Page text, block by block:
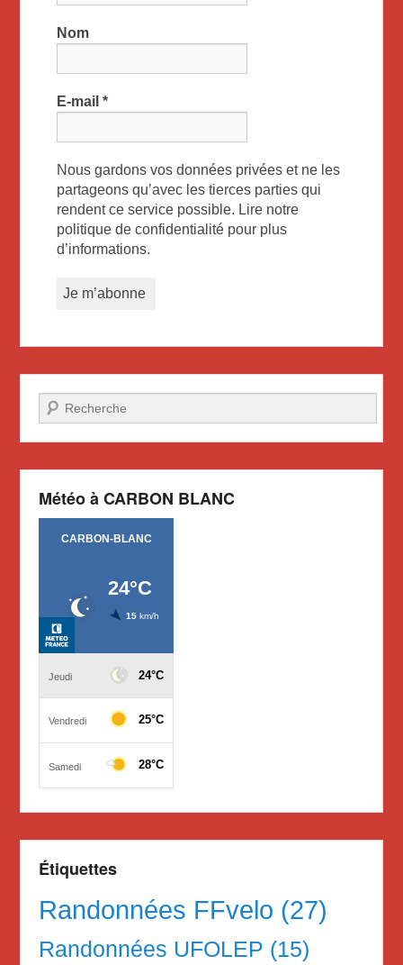
Nom
E-mail*
Nous gardons vos données privées et ne les
partageons qu’avec les tierces parties qui
rendent ce service possible. Lire notre
politique de confidentialité pour plus
d’informations.
Recherche
Météo à CARBON BLANC
Étiquettes
Randonnées FFvelo (27)
Randonnées UFOLEP (15)